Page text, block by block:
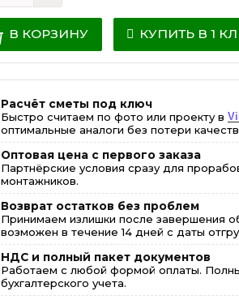
В КОРЗИНУ КУПИТЬ В 1
Расчёт сметы под ключ
Быстро считаем по фото или проекту в
оптимальные аналоги без потери
Оптовая цена с первого заказа
Партнёрские условия сразу для
монтажников.
Возврат остатков без проблем
Принимаем излишки после завершения
возможен в течение 14 дней с даты
НДС и полный пакет документов
Работаем с любой формой оплаты.
бухгалтерского учета.